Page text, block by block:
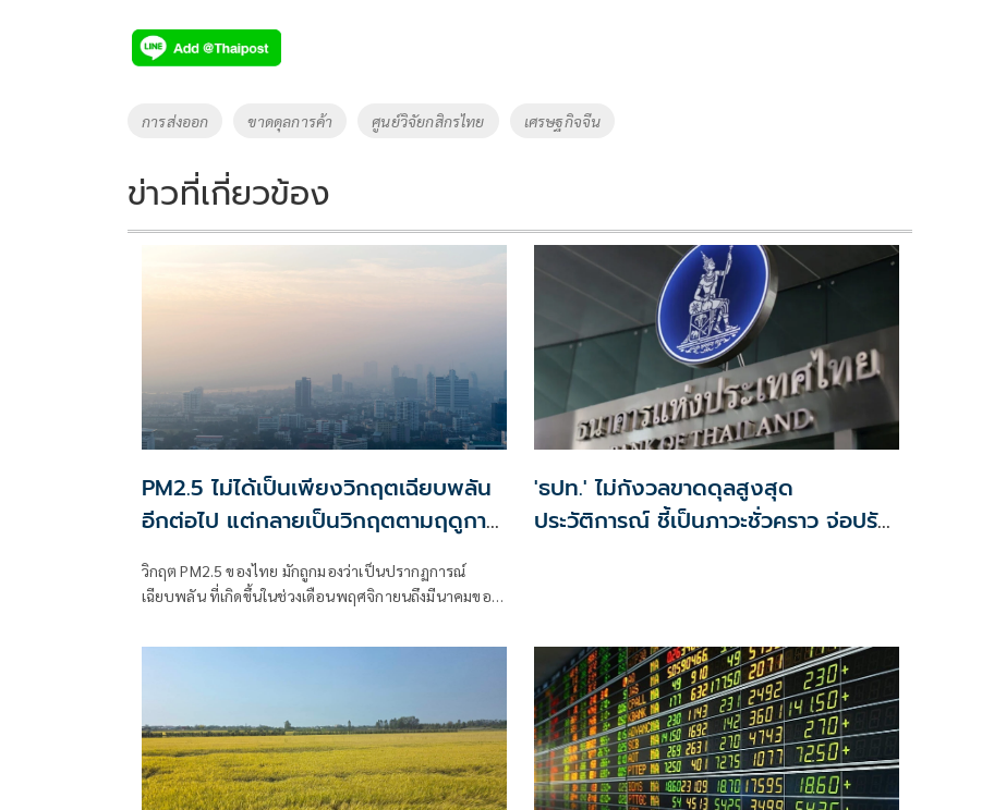
e
b
o
k
tt
er
p
y
Li
k
Tags
การส่งออก ขาดดุลการค้า ศูนย์วิจัยกสิกรไทย เศรษฐกิจจีน
ข่าวที่เกี่ยวข้อง
PM2.5 ไม่ได้เป็นเพียงวิกฤตเฉียบพลัน
อีกต่อไป แต่กลายเป็นวิกฤตตามฤดูกาล
วิกฤต PM2.5 ของไทย มักถูกมองว่าเป็นปรากฏการณ์
เฉียบพลัน ที่เกิดขึ้นในช่วงเดือนพฤศจิกายนถึงมีนาคมของ
PM2.5 จะเกิดขึ้นตามฤดูกาล
'ธปท.' ไม่กังวลขาดดุลสูงสุด
ประวัติการณ์ ชี้เป็นภาวะชั่วคราว จ่อปรับ